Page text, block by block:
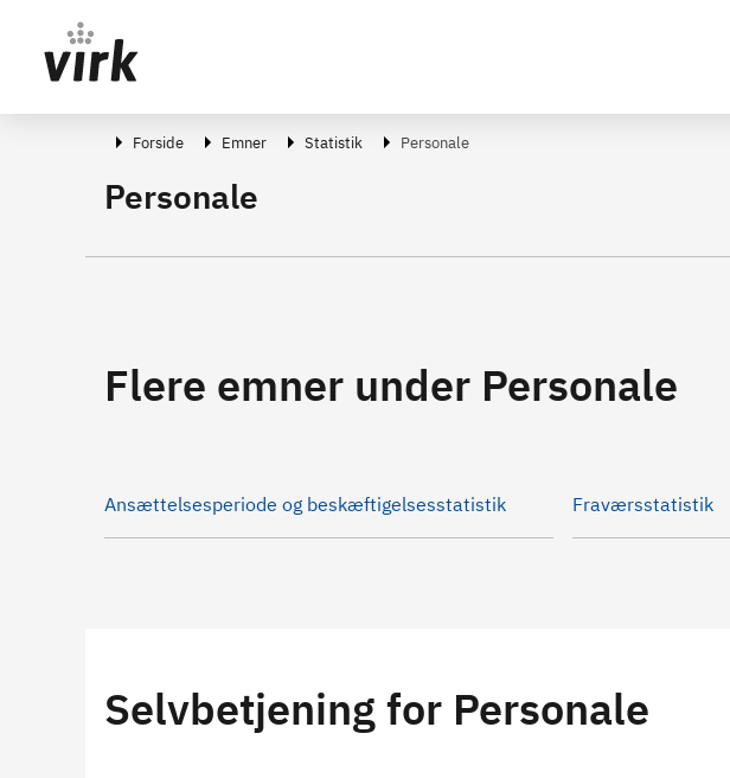
Forside Emner Statistik Personale
Personale
Flere emner under Personale
Ansættelsesperiode og beskæftigelsesstatistik Fraværsstatistik
Selvbetjening for Personale